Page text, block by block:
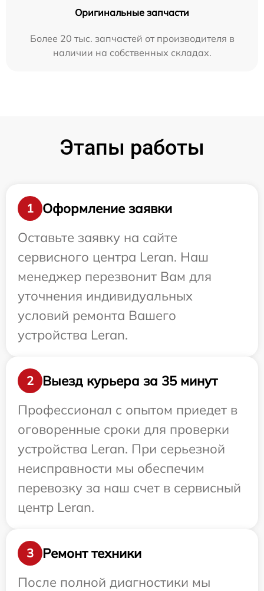
Оригинальные запчасти
Более 20 тыс. запчастей от производителя в
наличии на собственных складах.
Этапы работы
1
Оформление заявки
Оставьте заявку на сайте
сервисного центра Leran. Наш
менеджер перезвонит Вам для
уточнения индивидуальных
условий ремонта Вашего
устройства Leran.
2
Выезд курьера за 35 минут
Профессионал с опытом приедет в
оговоренные сроки для проверки
устройства Leran. При серьезной
неисправности мы обеспечим
перевозку за наш счет в сервисный
центр Leran.
3
Ремонт техники
После полной диагностики мы